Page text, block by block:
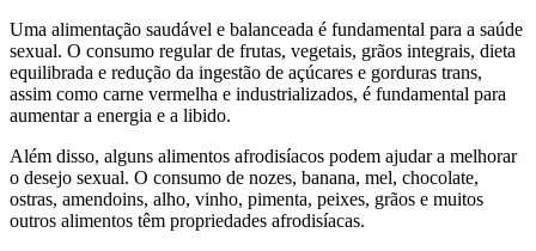
Uma alimentação saudável e balanceada é fundamental para a saúde
sexual. O consumo regular de frutas, vegetais, grãos integrais, dieta
equilibrada e redução da ingestão de açúcares e gorduras trans,
assim como carne vermelha e industrializados, é fundamental para
aumentar a energia e a libido.
Além disso, alguns alimentos afrodisíacos podem ajudar a melhorar
o desejo sexual. O consumo de nozes, banana, mel, chocolate,
ostras, amendoins, alho, vinho, pimenta, peixes, grãos e muitos
outros alimentos têm propriedades afrodisíacas.